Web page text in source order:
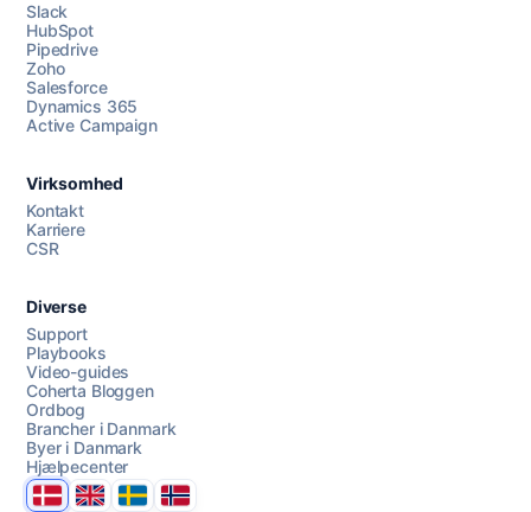
Chat med os
AI Campaign Assist
Slack
HubSpot
Pipedrive
Zoho
Salesforce
Dynamics 365
Active Campaign
Virksomhed
Kontakt
Karriere
CSR
Diverse
Support
Playbooks
Video-guides
Coherta Bloggen
Ordbog
Brancher i Danmark
Byer i Danmark
Hjælpecenter
DanmarkUnited Kingdom
SverigeNorge